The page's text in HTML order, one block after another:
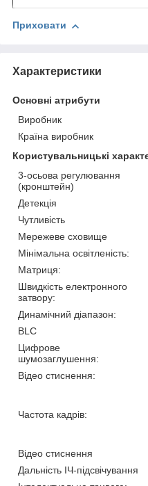
Приховати
Характеристики
Основні атрибути
Виробник
Країна виробник
Користувальницькі
3-осьова регулювання
(кронштейн)
Детекція
Чутливість
Мережеве сховище
Мінімальна освітленість:
Матриця:
Швидкість електронного
затвору:
Динамічний діапазон:
BLC
Цифрове
шумозаглушення:
Відео стиснення:
Частота кадрів:
Відео стиснення
Дальність ІЧ-підсвічування